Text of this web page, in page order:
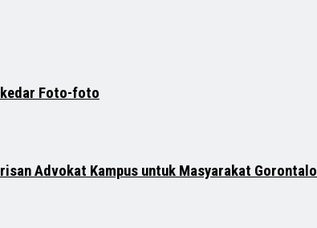
Foto-foto
Advokat Kampus untuk Masyarakat Gorontalo